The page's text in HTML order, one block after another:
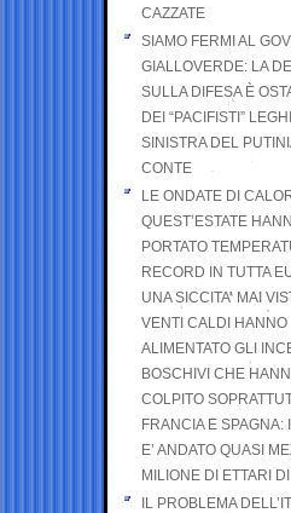
CAZZATE
SIAMO FERMI AL
GIALLOVERDE: LA
SULLA DIFESA È
DEI “PACIFISTI”
SINISTRA DEL
CONTE
LE ONDATE DI
QUEST’ESTATE
PORTATO
RECORD IN TUTTA
UNA SICCITA’ MAI
VENTI CALDI HANNO
ALIMENTATO GLI
BOSCHIVI CHE
COLPITO
FRANCIA E SPAGNA:
E’ ANDATO QUASI
MILIONE DI ETTARI
IL PROBLEMA